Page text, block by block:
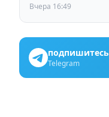
Вчера 16:49
подпишитесь
Telegram